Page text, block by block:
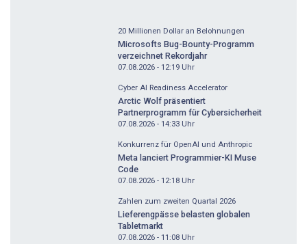
20 Millionen Dollar an Belohnungen
Microsofts Bug-Bounty-Programm
verzeichnet Rekordjahr
07.08.2026 - 12:19 Uhr
Cyber AI Readiness Accelerator
Arctic Wolf präsentiert
Partnerprogramm für Cybersicherheit
07.08.2026 - 14:33 Uhr
Konkurrenz für OpenAI und Anthropic
Meta lanciert Programmier-KI Muse
Code
07.08.2026 - 12:18 Uhr
Zahlen zum zweiten Quartal 2026
Lieferengpässe belasten globalen
Tabletmarkt
07.08.2026 - 11:08 Uhr